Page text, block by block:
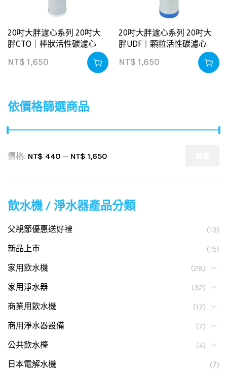
依價格篩選商品
價格: NT$ 440 — NT$ 1,650
飲水機 / 淨水器產品分類
父親節優惠送好禮
(13)
新品上市
(15)
家用飲水機
(28)
家用淨水器
(32)
商業用飲水機
(17)
商用淨水器設備
(7)
公共飲水檯
(4)
日本電解水機
(7)
20吋大胖濾心系列 20吋大
胖CTO｜棒狀活性碳濾心
NT$ 1,650
20吋大胖濾心系列 20吋大
胖UDF｜顆粒活性碳濾心
NT$ 1,650